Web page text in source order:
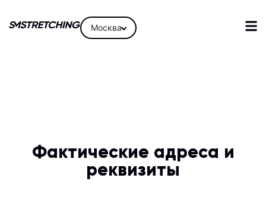
Москва
Фактические адреса и
реквизиты